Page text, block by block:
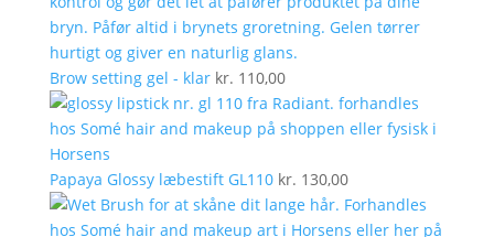
Brow setting gel - klar kr. 110,00
Papaya Glossy læbestift GL110 kr. 130,00